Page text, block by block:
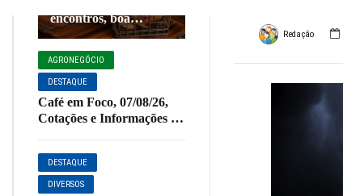
encontros, boa
comida e um toque
especial de sabor.
AGRONEGÓCIO
DESTAQUE
Café em Foco, 07/08/26,
Cotações e Informações da
DESTAQUE
DIVERSOS
Redação